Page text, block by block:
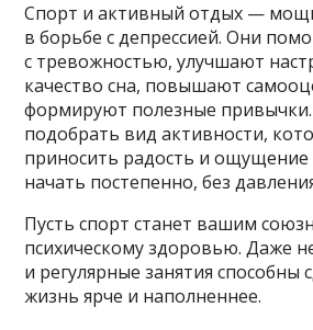
Спорт и активный отдых —
в борьбе с депрессией. Они
с тревожностью, улучшают
качество сна, повышают
формируют полезные
подобрать вид активности,
приносить радость и
начать постепенно, без
Пусть спорт станет вашим
психическому здоровью. Даже
и регулярные занятия способны
жизнь ярче и наполненнее.